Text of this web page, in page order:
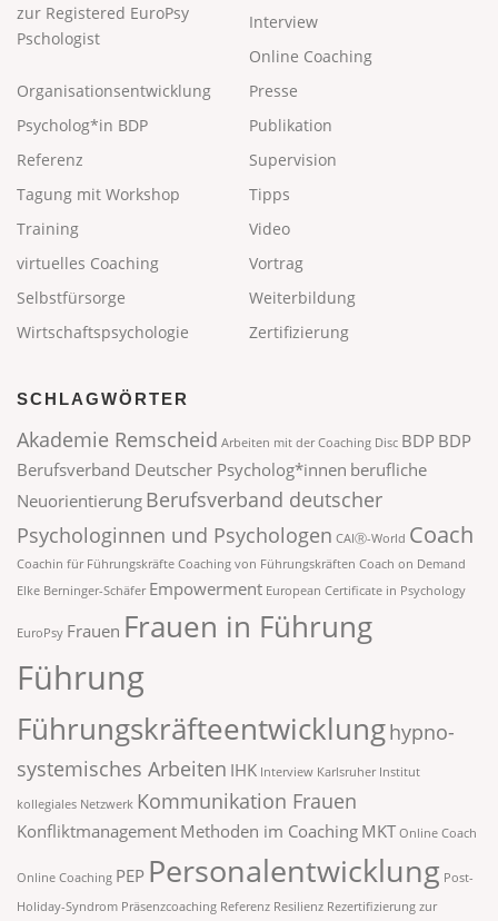
zur Registered EuroPsy
Pschologist
Interview
Online Coaching
Organisationsentwicklung
Presse
Psycholog*in BDP
Publikation
Referenz
Supervision
Tagung mit Workshop
Tipps
Training
Video
virtuelles Coaching
Selbstfürsorge
Vortrag
Weiterbildung
Wirtschaftspsychologie
Zertifizierung
SCHLAGWÖRTER
Akademie Remscheid Arbeiten mit der Coaching Disc BDP BDP
Berufsverband Deutscher Psycholog*innen berufliche
Neuorientierung Berufsverband deutscher
Psychologinnen und Psychologen CAIⓇ-World Coach
Coachin für Führungskräfte Coaching von Führungskräften Coach on Demand
Elke Berninger-Schäfer Empowerment European Certificate in Psychology
EuroPsy Frauen Frauen in Führung
Führung
Führungskräfteentwicklunghypno-
systemisches Arbeiten IHK Interview Karlsruher Institut
kollegiales Netzwerk Kommunikation Frauen
Konfliktmanagement Methoden im Coaching MKT Online Coach
Online Coaching PEP Personalentwicklung Post-
Holiday-Syndrom Präsenzcoaching Referenz Resilienz Rezertifizierung zur